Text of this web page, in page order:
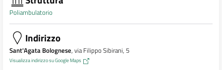
Poliambulatorio
Indirizzo
Sant'Agata Bolognese, via Filippo Sibirani, 5
Visualizza indirizzo su Google Maps